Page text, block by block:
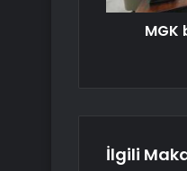
MGK
İlgili